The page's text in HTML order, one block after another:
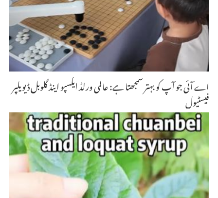
اے آئی جو آپ کو بہتر سمجھتا ہے: عالمی ورلڈ ایکسپو اینڈ گلوبل ڈیویلپر
فیسٹیول